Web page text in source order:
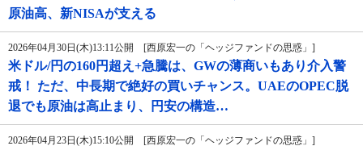
原油高、新NISAが支える
2026年04月30日(木)13:11公開 [西原宏一の「ヘッジファンドの思惑」]
米ドル/円の160円超え+急騰は、GWの薄商いもあり介入警
戒！ ただ、中長期で絶好の買いチャンス。UAEのOPEC脱
退でも原油は高止まり、円安の構造…
2026年04月23日(木)15:10公開 [西原宏一の「ヘッジファンドの思惑」]